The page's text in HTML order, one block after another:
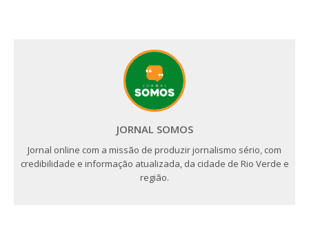
JORNAL SOMOS
Jornal online com a missão de produzir jornalismo sério, com
credibilidade e informação atualizada, da cidade de Rio Verde e
região.